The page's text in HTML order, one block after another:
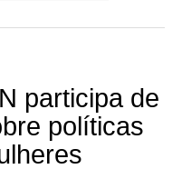
de campanhas
ao câncer e o
os deputados
Azevedo (PL),
Basílio (PT).
Henrique Andrade
e do Coema,
a coordenadora
e com Mercado da
o assessor técnico do
Albuquerque, o
Legislativa, Renato
participa de
políticas